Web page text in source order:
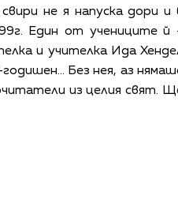
не я напуска дори и
Един от учениците й
и учителка Ида
Без нея, аз
из целия свят.